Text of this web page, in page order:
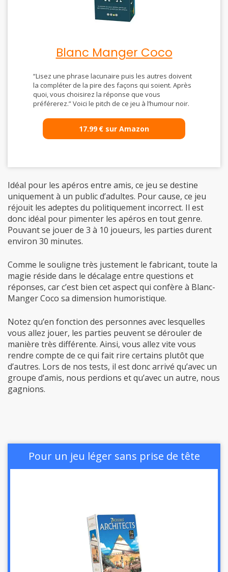
“Lisez une phrase lacunaire puis les autres doivent
quoi, vous choisirez la réponse que vous
préférerez.” Voici le pitch de ce jeu à l’humour noir.
Idéal pour les apéros entre amis, ce jeu se destine
uniquement à un public d’adultes. Pour cause, ce jeu
réjouit les adeptes du politiquement incorrect. Il est
donc idéal pour pimenter les apéros en tout genre.
Pouvant se jouer de 3 à 10 joueurs, les parties durent
environ 30 minutes.
Comme le souligne très justement le fabricant, toute la
magie réside dans le décalage entre questions et
réponses, car c’est bien cet aspect qui confère à Blanc-
Manger Coco sa dimension humoristique.
Notez qu’en fonction des personnes avec lesquelles
vous allez jouer, les parties peuvent se dérouler de
manière très différente. Ainsi, vous allez vite vous
rendre compte de ce qui fait rire certains plutôt que
d’autres. Lors de nos tests, il est donc arrivé qu’avec un
groupe d’amis, nous perdions et qu’avec un autre, nous
gagnions.